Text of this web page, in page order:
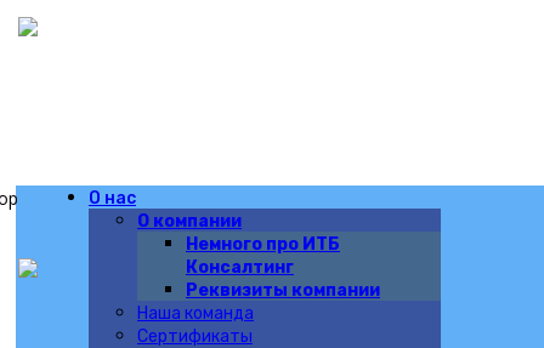
О нас
О компании
Немного про ИТБ
Консалтинг
Реквизиты компании
Наша команда
Сертификаты